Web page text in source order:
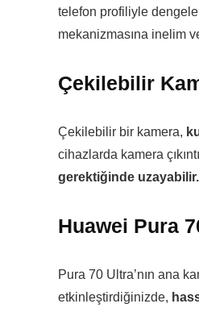
telefon profiliyle
mekanizmasına inelim
Çekilebilir
Çekilebilir bir kamera,
cihazlarda kamera
gerektiğinde uzayabilir.
Huawei Pura
Pura 70 Ultra’nın ana
etkinleştirdiğinizde,